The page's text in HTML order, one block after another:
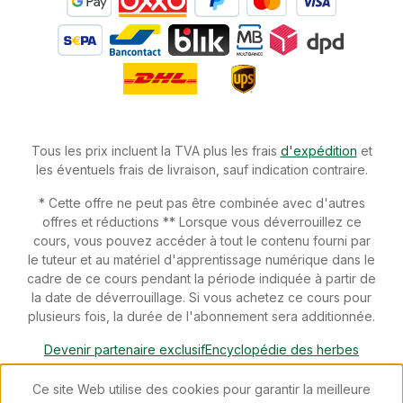
Tous les prix incluent la TVA plus les frais d'expédition et
les éventuels frais de livraison, sauf indication contraire.
* Cette offre ne peut pas être combinée avec d'autres
offres et réductions ** Lorsque vous déverrouillez ce
cours, vous pouvez accéder à tout le contenu fourni par
le tuteur et au matériel d'apprentissage numérique dans le
cadre de ce cours pendant la période indiquée à partir de
la date de déverrouillage. Si vous achetez ce cours pour
plusieurs fois, la durée de l'abonnement sera additionnée.
Devenir partenaire exclusifEncyclopédie des herbes
TéléchargementsDevenir conseiller spécialiséNewsletter
Blog
Révoquer un contrat
Ce site Web utilise des cookies pour garantir la meilleure